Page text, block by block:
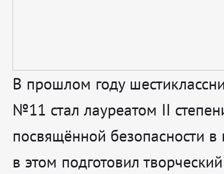
В прошлом году
№11 стал лауреатом II
посвящённой безопасности в
в этом подготовил